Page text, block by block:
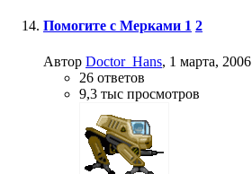
Помогите с Мерками 1 2
Автор Doctor_Hans, 1 марта, 2006
26 ответов
9,3 тыс просмотров